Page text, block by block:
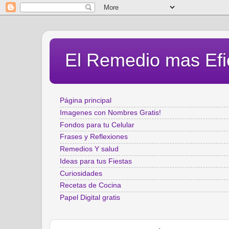
El Remedio mas
Página principal
Imagenes con Nombres Gratis!
Fondos para tu Celular
Frases y Reflexiones
Remedios Y salud
Ideas para tus Fiestas
Curiosidades
Recetas de Cocina
Papel Digital gratis